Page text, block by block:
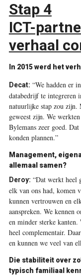
Stap 4
ICT-
verhaal
In 2015 werd het
Decat: “We hadden er
databedrijf te integreren
natuurlijke stap zou zijn.
geweest zijn. We
Bylemans zeer goed.
konden plannen.”
Management,
allemaal samen?
Deroy: “Dat werkt heel
elk van ons had, komen
kunnen vertrouwen en
aanspreken. We kennen
en minder sterke
heel complementair.
en kunnen we veel van
Die stabiliteit over
typisch familiaal